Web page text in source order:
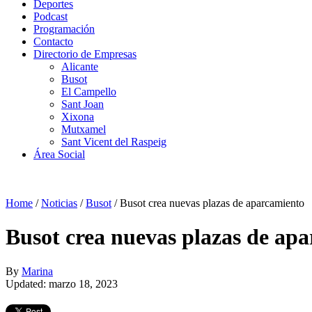
Deportes
Podcast
Programación
Contacto
Directorio de Empresas
Alicante
Busot
El Campello
Sant Joan
Xixona
Mutxamel
Sant Vicent del Raspeig
Área Social
Home /Noticias /Busot /Busot crea nuevas plazas de aparcamiento
Busot crea nuevas plazas de
By Marina
Updated: marzo 18, 2023